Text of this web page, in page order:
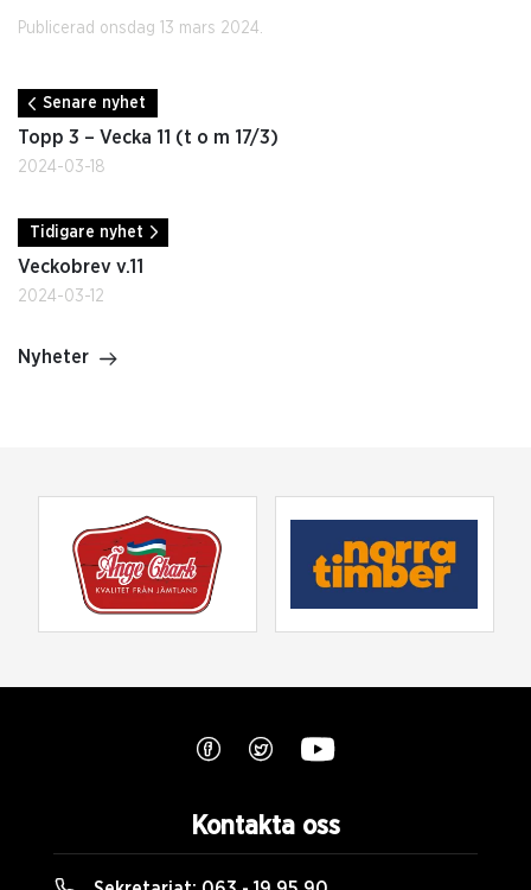
Publicerad onsdag 13 mars 2024.
Senare nyhet
Topp 3 – Vecka 11 (t o m 17/3)
2024-03-18
Tidigare nyhet
Veckobrev v.11
2024-03-12
Nyheter
Kontakta oss